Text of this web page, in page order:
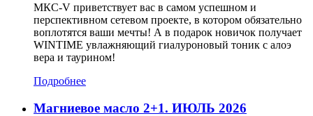
МКС-V приветствует вас в самом успешном и
перспективном сетевом проекте, в котором обязательно
воплотятся ваши мечты! А в подарок новичок получает
WINTIME увлажняющий гиалуроновый тоник с алоэ
вера и таурином!
Подробнее
Магниевое масло 2+1. ИЮЛЬ 2026